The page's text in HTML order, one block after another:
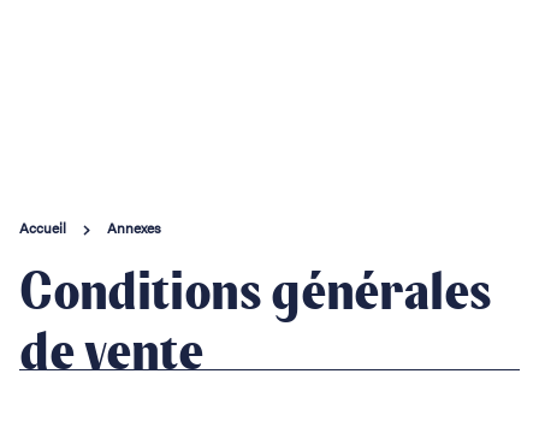
Contact
Accueil Annexes
Conditions générales
de vente